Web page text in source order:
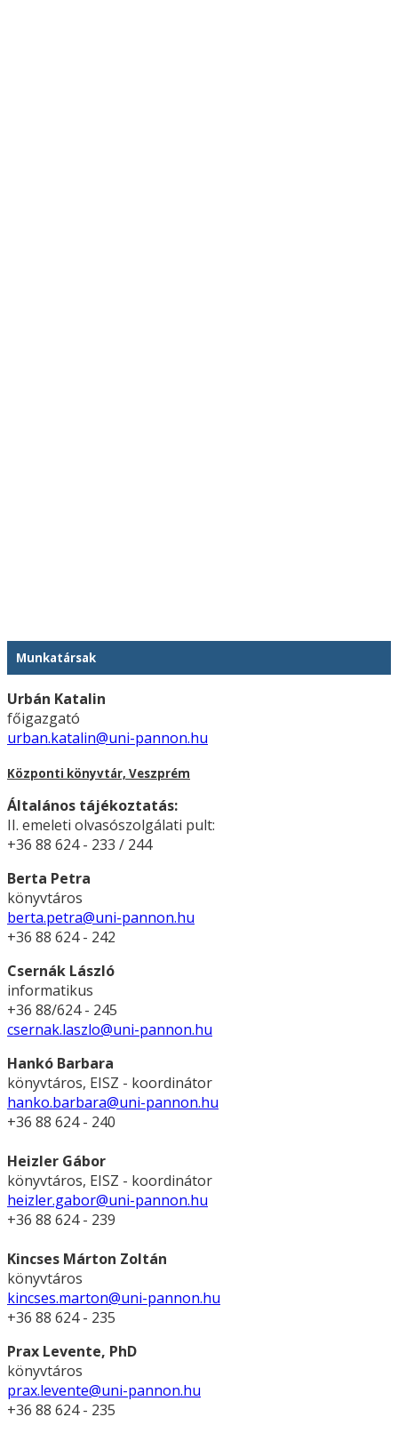
Munkatársak
Urbán Katalin
főigazgató
urban.katalin@uni-pannon.hu
Központi könyvtár, Veszprém
Általános tájékoztatás:
II. emeleti olvasószolgálati pult:
+36 88 624 - 233 / 244
Berta Petra
könyvtáros
berta.petra@uni-pannon.hu
+36 88 624 - 242
Csernák László
informatikus
+36 88/624 - 245
csernak.laszlo@uni-pannon.hu
Hankó Barbara
könyvtáros, EISZ - koordinátor
hanko.barbara@uni-pannon.hu
+36 88 624 - 240
Heizler Gábor
könyvtáros, EISZ - koordinátor
heizler.gabor@uni-pannon.hu
+36 88 624 - 239
Kincses Márton Zoltán
könyvtáros
kincses.marton@uni-pannon.hu
+36 88 624 - 235
Prax Levente, PhD
könyvtáros
prax.levente@uni-pannon.hu
+36 88 624 - 235